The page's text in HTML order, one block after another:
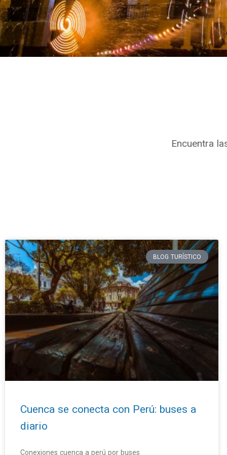
Encuentra
BLOG TURÍSTICO
Cuenca se conecta con Perú: buses a
diario
Conexiones cuenca a perú por buses